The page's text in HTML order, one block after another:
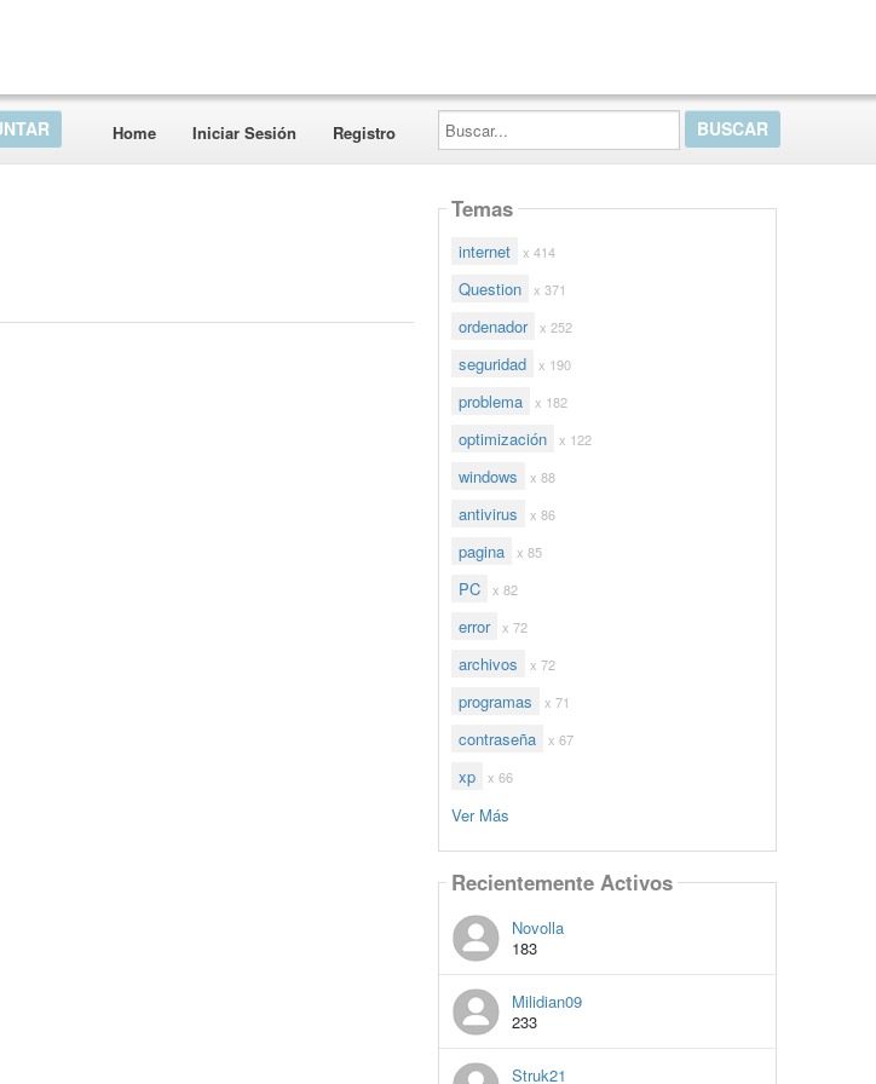
Home Iniciar Sesión Registro
Buscar...
Temas
internet x 414
Question x 371
ordenador x 252
seguridad x 190
problema x 182
optimización x 122
windows x 88
antivirus x 86
pagina x 85
PC x 82
error x 72
archivos x 72
programas x 71
contraseña x 67
xp x 66
Ver Más
Recientemente Activos
Novolla
183
Milidian09
233
Struk21